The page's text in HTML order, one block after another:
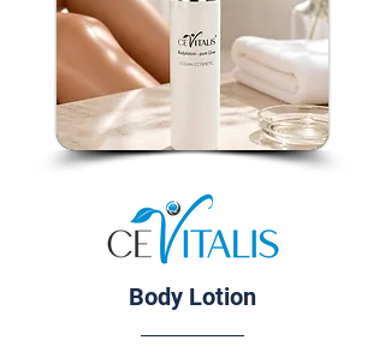
Body Lotion